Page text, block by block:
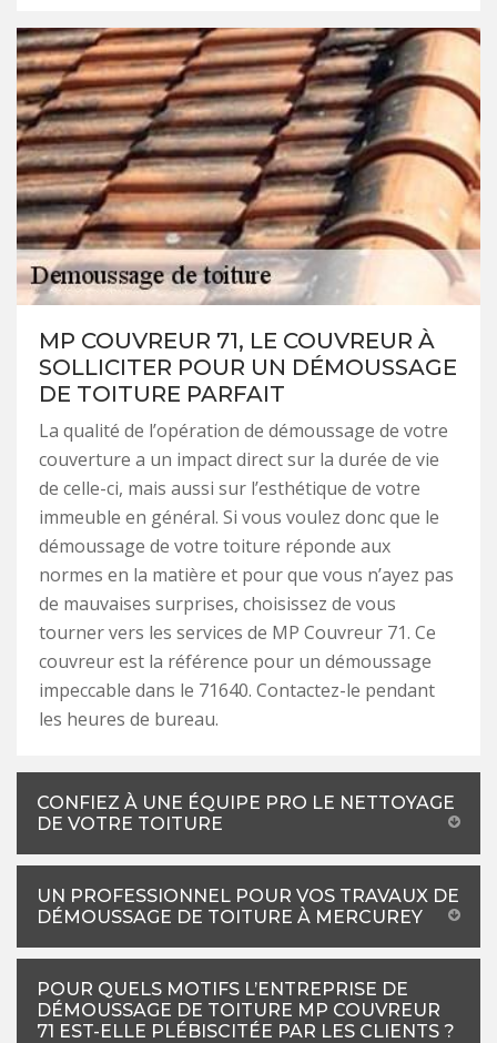
MP COUVREUR 71, LE COUVREUR À
SOLLICITER POUR UN DÉMOUSSAGE
DE TOITURE PARFAIT
La qualité de l’opération de démoussage de votre
couverture a un impact direct sur la durée de vie
de celle-ci, mais aussi sur l’esthétique de votre
immeuble en général. Si vous voulez donc que le
démoussage de votre toiture réponde aux
normes en la matière et pour que vous n’ayez pas
de mauvaises surprises, choisissez de vous
tourner vers les services de MP Couvreur 71. Ce
couvreur est la référence pour un démoussage
impeccable dans le 71640. Contactez-le pendant
les heures de bureau.
CONFIEZ À UNE ÉQUIPE PRO LE NETTOYAGE
DE VOTRE TOITURE
UN PROFESSIONNEL POUR VOS TRAVAUX DE
DÉMOUSSAGE DE TOITURE À MERCUREY
POUR QUELS MOTIFS L’ENTREPRISE DE
DÉMOUSSAGE DE TOITURE MP COUVREUR
71 EST-ELLE PLÉBISCITÉE PAR LES CLIENTS ?